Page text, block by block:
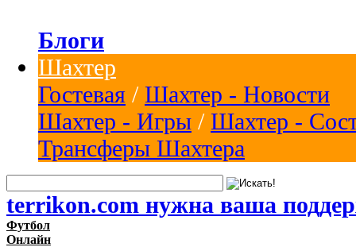
Блоги
Шахтер
Гостевая / Шахтер - Новости
Шахтер - Игры / Шахтер -
Трансферы Шахтера
terrikon.com нужна ваша
Футбол
Онлайн